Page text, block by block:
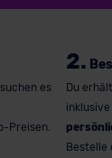
es
Preisen.
2.
Du
Bestelle